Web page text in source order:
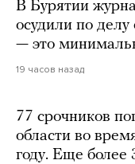
В Бурятии
осудили по
— это
19 часов назад
77 срочников
области во
году. Еще более